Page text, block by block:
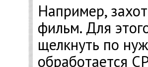
Например,
фильм. Для
щелкнуть по
обработается